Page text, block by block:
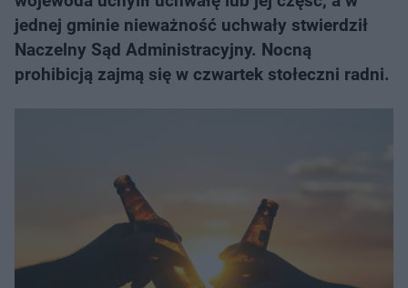
jednej gminie nieważność uchwały stwierdził
Naczelny Sąd Administracyjny. Nocną
prohibicją zajmą się w czwartek stołeczni radni.